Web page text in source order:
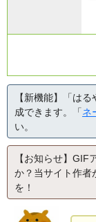
【新機能】「は
成できます。「ネ
い。
【お知らせ】GIF
か？当サイト作者
を！